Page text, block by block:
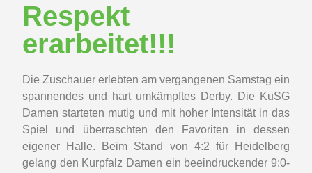
Respekt
erarbeitet!!!
Die Zuschauer erlebten am vergangenen Samstag ein
spannendes und hart umkämpftes Derby. Die KuSG
Damen starteten mutig und mit hoher Intensität in das
Spiel und überraschten den Favoriten in dessen
eigener Halle. Beim Stand von 4:2 für Heidelberg
gelang den Kurpfalz Damen ein beeindruckender 9:0-